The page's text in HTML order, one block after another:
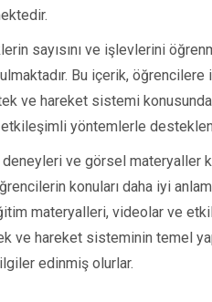
sayısını ve işlevlerini
Bu içerik, öğrencilere
ve hareket sistemi
yöntemlerle
ve görsel materyaller
konuları daha iyi
materyalleri, videolar ve
hareket sisteminin temel
edinmiş olurlar.